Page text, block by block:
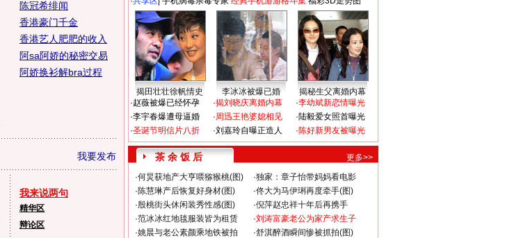
陈冠希绯闻
香港豪门千金
香港艺人肥肥的收入
阿sa阿娇的秘密交易
阿娇换衫解bra过程
我要发布
我来说两句
精华区
辩论区
揭田壮壮徐帆情史 李冰冰被爆已婚
揭秘生父离婚内幕
·赵薇被爆已经怀孕
·李宇春爆遭母逼婚
·圣诞节明信片八折
·揭刘晓庆离婚内幕
·周迅王艳婆媳相见
·刘嘉玲自曝正造人
·李幼斌新恋情曝光
·陆毅爱女照首曝光
·陈好新男友被曝光
茶 余 饭 后
更多>>
·何炅获地产大亨喂猕猴桃(图) ·独家：章子怡带妈妈看电影
·陈慧琳产后恢复好身材(图) ·佟大为马伊琍再度牵手(图)
·殷桃街头休闲装秀性感(图) ·倪萍赵忠祥十年后再携手
·范冰冰红地毯服装皆为租赁 ·刘涛富豪老公为家产求生子
·姚晨与老公素颜乘地铁被拍 ·舒淇醉酒瞬间惨被抓拍(图)